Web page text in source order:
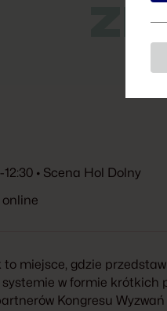
12:30 • Scena Hol Dolny
miejsce, gdzie
w formie krótkich
Kongresu